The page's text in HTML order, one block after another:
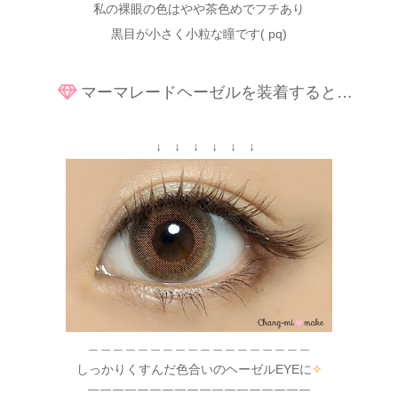
私の裸眼の色はやや茶色めでフチあり
黒目が小さく小粒な瞳です( pq)
マーマレードヘーゼルを装着すると…
↓ ↓ ↓ ↓ ↓ ↓
しっかりくすんだ色合いのヘーゼルEYEに✧
￣￣￣￣￣￣￣￣￣￣￣￣￣￣￣￣￣￣